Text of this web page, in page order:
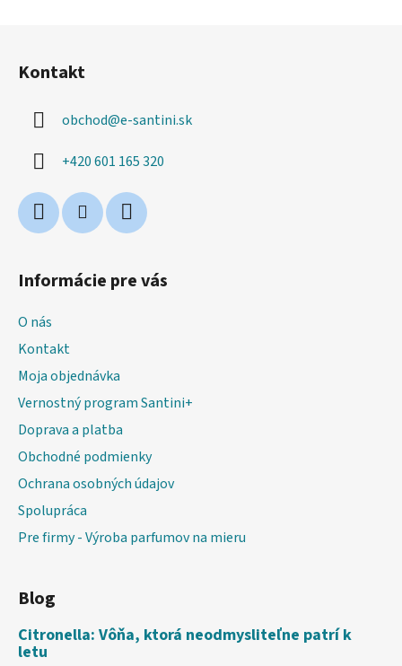
Kontakt
obchod@e-santini.sk
+420 601 165 320
Informácie pre vás
O nás
Kontakt
Moja objednávka
Vernostný program Santini+
Doprava a platba
Obchodné podmienky
Ochrana osobných údajov
Spolupráca
Pre firmy - Výroba parfumov na mieru
Blog
Citronella: Vôňa, ktorá neodmysliteľne patrí k
letu